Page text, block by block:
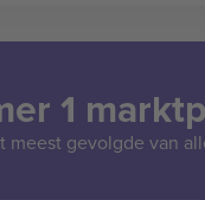
1
meest gevolgde van